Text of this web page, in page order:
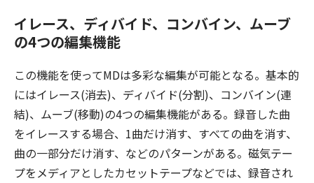
イレース、ディバイド、コンバイン、ムーブ
の4つの編集機能
この機能を使ってMDは多彩な編集が可能となる。基本的
にはイレース(消去)、ディバイド(分割)、コンバイン(連
結)、ムーブ(移動)の4つの編集機能がある。録音した曲
をイレースする場合、1曲だけ消す、すべての曲を消す、
曲の一部分だけ消す、などのパターンがある。磁気テー
プをメディアとしたカセットテープなどでは、録音され